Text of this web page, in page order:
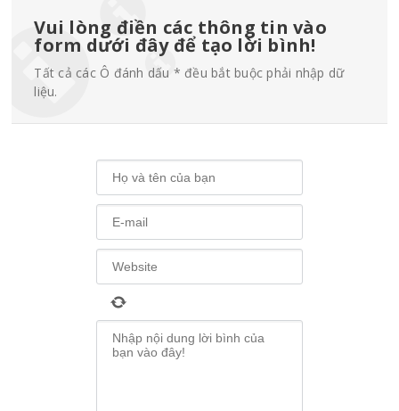
Vui lòng điền các thông tin vào
form dưới đây để tạo lời bình!
Tất cả các Ô đánh dấu * đều bắt buộc phải nhập dữ
liệu.